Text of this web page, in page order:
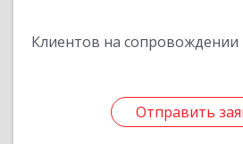
Клиентов на сопровождении
Отправить
Отправить